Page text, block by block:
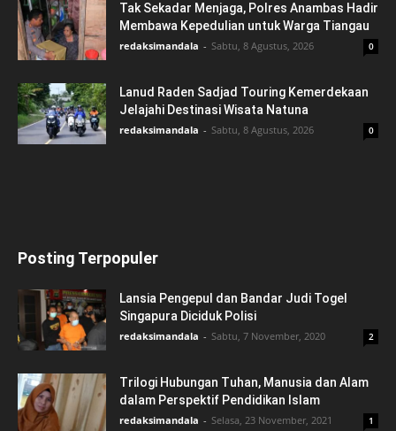
Tak Sekadar Menjaga, Polres Anambas Hadir
Membawa Kepedulian untuk Warga Tiangau
redaksimandala - Sabtu, 8 Agustus, 2026 0
Lanud Raden Sadjad Touring Kemerdekaan
Jelajahi Destinasi Wisata Natuna
redaksimandala - Sabtu, 8 Agustus, 2026 0
Posting Terpopuler
Lansia Pengepul dan Bandar Judi Togel
Singapura Diciduk Polisi
redaksimandala - Sabtu, 7 November, 2020 2
Trilogi Hubungan Tuhan, Manusia dan Alam
dalam Perspektif Pendidikan Islam
redaksimandala - Selasa, 23 November, 2021 1